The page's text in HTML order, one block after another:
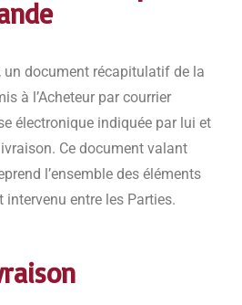
un document récapitulatif de la
à l’Acheteur par courrier
électronique indiquée par lui et
Ce document valant
l’ensemble des éléments
entre les Parties.